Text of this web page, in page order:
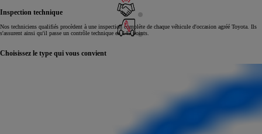
Inspection technique
Nos techniciens qualifiés procèdent à une inspection complète de chaque véhicule d'occasion agréé Toyota. Ils
s'assurent ainsi qu'il passe un contrôle technique en 145 points.
Choisissez le type qui vous convient